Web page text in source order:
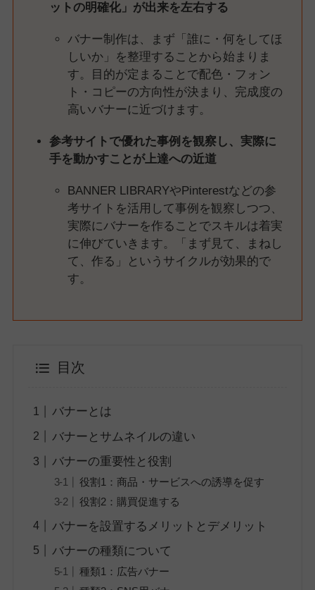
ットの明確化」が出来を左右する
バナー制作は、まず「誰に・何をしてほ
しいか」を整理することから始まりま
す。目的が定まることで配色・フォン
ト・コピーの方向性が決まり、完成度の
高いバナーに近づけます。
参考サイトで優れた事例を観察し、実際に
手を動かすことが上達への近道
BANNER LIBRARYやPinterestなどの参
考サイトを活用して事例を観察しつつ、
実際にバナーを作ることでスキルは着実
に伸びていきます。「まず見て、まねし
て、作る」というサイクルが効果的で
す。
目次
バナーとは
バナーとサムネイルの違い
バナーの重要性と役割
役割1：商品・サービスへの誘導を促す
役割2：購買促進する
バナーを設置するメリットとデメリット
バナーの種類について
種類1：広告バナー